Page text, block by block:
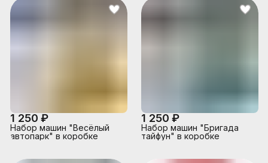
1 250 ₽
Набор машин "Весёлый
автопарк" в коробке
1 250 ₽
Набор машин "Бригада
тайфун" в коробке